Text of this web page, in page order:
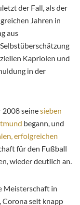
der Fall, als der
Jahren in
aus
Kapriolen und
in der
2008 seinesieben
begann, und
erfolgreichen
für den Fußball
wieder deutlich an.
Meisterschaft in
Corona seit knapp